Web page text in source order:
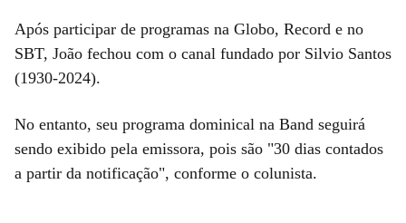
Após participar de programas na Globo, Record e no
SBT, João fechou com o canal fundado por Silvio Santos
(1930-2024).
No entanto, seu programa dominical na Band seguirá
sendo exibido pela emissora, pois são "30 dias contados
a partir da notificação", conforme o colunista.